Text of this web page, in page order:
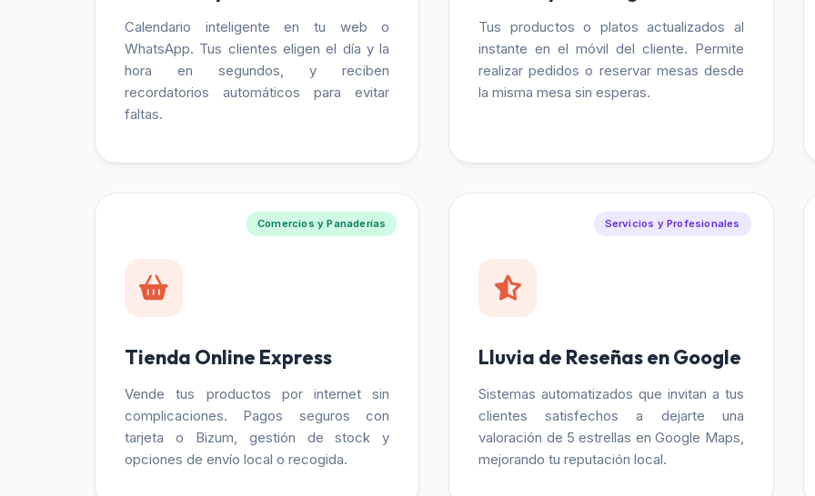
Calendario inteligente en tu web o
WhatsApp. Tus clientes eligen el día y la
hora en segundos, y reciben
recordatorios automáticos para evitar
faltas.
Tus productos o platos actualizados al
instante en el móvil del cliente. Permite
realizar pedidos o reservar mesas desde
la misma mesa sin esperas.
Comercios y Panaderías
Tienda Online Express
Vende tus productos por internet sin
complicaciones. Pagos seguros con
tarjeta o Bizum, gestión de stock y
opciones de envío local o recogida.
Servicios y Profesionales
Lluvia de Reseñas en Google
Sistemas automatizados que invitan a tus
clientes satisfechos a dejarte una
valoración de 5 estrellas en Google Maps,
mejorando tu reputación local.